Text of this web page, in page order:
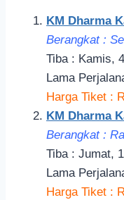
KM Dharma
Berangkat :
Tiba : Kamis,
Lama
Harga Tiket :
KM Dharma
Berangkat :
Tiba : Jumat,
Lama
Harga Tiket :